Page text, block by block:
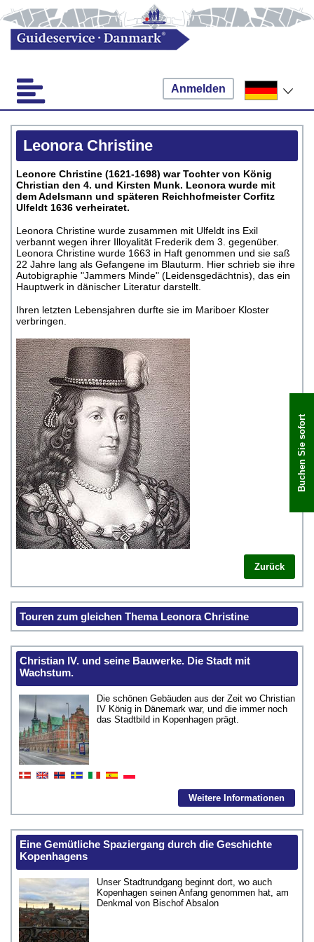
Anmelden
Leonora Christine
Leonore Christine (1621-1698) war Tochter von König
Christian den 4. und Kirsten Munk. Leonora wurde mit
dem Adelsmann und späteren Reichhofmeister Corfitz
Ulfeldt 1636 verheiratet.
Leonora Christine wurde zusammen mit Ulfeldt ins Exil
verbannt wegen ihrer Illoyalität Frederik dem 3. gegenüber.
Leonora Christine wurde 1663 in Haft genommen und sie saß
22 Jahre lang als Gefangene im Blauturm. Hier schrieb sie ihre
Autobigraphie "Jammers Minde" (Leidensgedächtnis), das ein
Hauptwerk in dänischer Literatur darstellt.
Ihren letzten Lebensjahren durfte sie im Mariboer Kloster
verbringen.
Zurück
Touren zum gleichen Thema Leonora Christine
Christian IV. und seine Bauwerke. Die Stadt mit
Wachstum.
Die schönen Gebäuden aus der Zeit wo Christian
IV König in Dänemark war, und die immer noch
das Stadtbild in Kopenhagen prägt.
Weitere Informationen
Eine Gemütliche Spaziergang durch die Geschichte
Kopenhagens
Unser Stadtrundgang beginnt dort, wo auch
Kopenhagen seinen Anfang genommen hat, am
Denkmal von Bischof Absalon
Buchen Sie sofort